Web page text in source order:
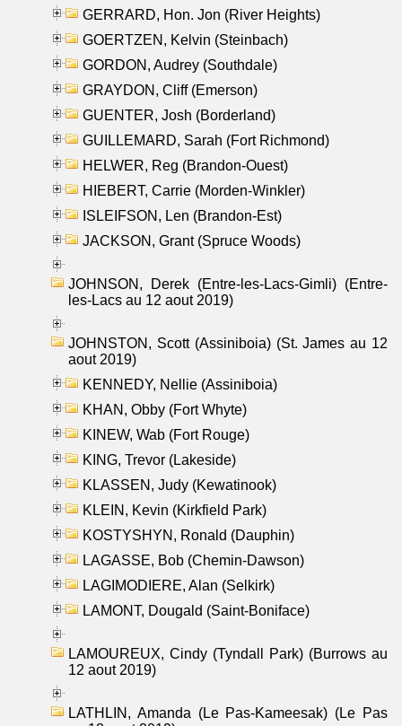
GERRARD, Hon. Jon (River Heights)
GOERTZEN, Kelvin (Steinbach)
GORDON, Audrey (Southdale)
GRAYDON, Cliff (Emerson)
GUENTER, Josh (Borderland)
GUILLEMARD, Sarah (Fort Richmond)
HELWER, Reg (Brandon-Ouest)
HIEBERT, Carrie (Morden-Winkler)
ISLEIFSON, Len (Brandon-Est)
JACKSON, Grant (Spruce Woods)
JOHNSON, Derek (Entre-les-Lacs-Gimli) (Entre-
les-Lacs au 12 aout 2019)
JOHNSTON, Scott (Assiniboia) (St. James au 12
aout 2019)
KENNEDY, Nellie (Assiniboia)
KHAN, Obby (Fort Whyte)
KINEW, Wab (Fort Rouge)
KING, Trevor (Lakeside)
KLASSEN, Judy (Kewatinook)
KLEIN, Kevin (Kirkfield Park)
KOSTYSHYN, Ronald (Dauphin)
LAGASSE, Bob (Chemin-Dawson)
LAGIMODIERE, Alan (Selkirk)
LAMONT, Dougald (Saint-Boniface)
LAMOUREUX, Cindy (Tyndall Park) (Burrows au
12 aout 2019)
LATHLIN, Amanda (Le Pas-Kameesak) (Le Pas